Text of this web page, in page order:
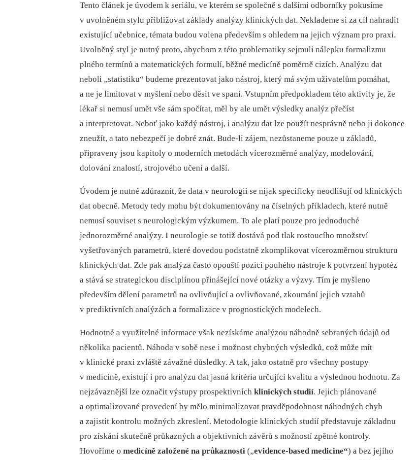
Tento článek je úvodem k seriálu, ve kterém se společně s dalšími odborníky pokusíme
v uvolněném stylu přibližovat základy analýzy klinických dat. Neklademe si za cíl nahradit
existující učebnice, témata budou volena především s ohledem na jejich význam pro praxi.
Uvolněný styl je nutný proto, abychom z této problematiky sejmuli nálepku formalizmu
plného termínů a matematických formulí, běžné medicíně poměrně cizích. Analýzu dat
neboli „statistiku“ budeme prezentovat jako nástroj, který má svým uživatelům pomáhat,
a ne je limitovat v myšlení nebo děsit ve spaní. Vstupním předpokladem této aktivity je, že
lékař si nemusí umět vše sám spočítat, měl by ale umět výsledky analýz přečíst
a interpretovat. Neboť jako každý nástroj, i analýzu dat lze použít nesprávně nebo ji dokonce
zneužít, a tato nebezpečí je dobré znát. Bude-li zájem, nezůstaneme pouze u základů,
připraveny jsou kapitoly o moderních metodách vícerozměrné analýzy, modelování,
dolování znalostí, strojového učení a další.
Úvodem je nutné zdůraznit, že data v neurologii se nijak specificky neodlišují od klinických
dat obecně. Metody tedy mohu být dokumentovány na číselných příkladech, které nutně
nemusí souviset s neurologickým výzkumem. To ale platí pouze pro jednoduché
jednorozměrné analýzy. I neurologie se totiž dostává pod tlak rostoucího množství
vyšetřovaných parametrů, které dovedou podstatně zkomplikovat vícerozměrnou strukturu
klinických dat. Zde pak analýza často opouští pozici pouhého nástroje k potvrzení hypotéz
a stává se strategickou disciplínou přinášející nové otázky a výzvy. Tím je myšleno
především dělení parametrů na ovlivňující a ovlivňované, zkoumání jejich vztahů
v prediktivních analýzách a formalizace v prognostických modelech.
Hodnotné a využitelné informace však nezískáme analýzou náhodně sebraných údajů od
několika pacientů. Náhoda v sobě nese i možnost chybných výsledků, což může mít
v klinické praxi zvláště závažné důsledky. A tak, jako ostatně pro všechny postupy
v medicíně, existují i pro analýzu dat jasná kritéria určující kvalitu a výslednou hodnotu. Za
nejzávaznější lze označit výstupy prospektivních klinických studií. Jejich plánované
a optimalizované provedení by mělo minimalizovat pravděpodobnost náhodných chyb
a zajistit kontrolu možných zkreslení. Metodologie klinických studií představuje základnu
pro získání skutečně průkazných a objektivních závěrů s možností zpětné kontroly.
Hovoříme o medicíně založené na průkaznosti („evidence-based medicine“) a bez jejího